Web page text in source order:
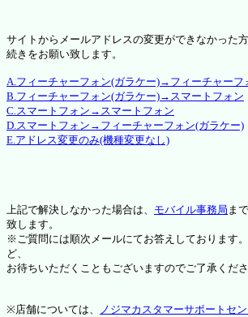
サイトからメールアドレスの変更ができなかった
続きをお願い致します。
A.フィーチャーフォン(ガラケー)→フィーチャーフ
B.フィーチャーフォン(ガラケー)→スマートフォン
C.スマートフォン→スマートフォン
D.スマートフォン→フィーチャーフォン(ガラケー)
E.アドレス変更のみ(機種変更なし)
上記で解決しなかった場合は、 モバイル事務局 ま
致します。
※ご質問には順次メールにてお答えしております
ど、
お待ちいただくこともございますのでご了承くださ
※店舗については、 ノジマカスタマーサポートセ